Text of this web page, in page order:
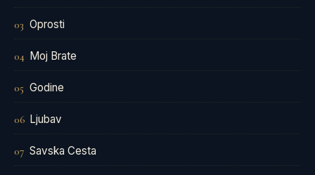
03 Oprosti
04 Moj Brate
05 Godine
06 Ljubav
07 Savska Cesta